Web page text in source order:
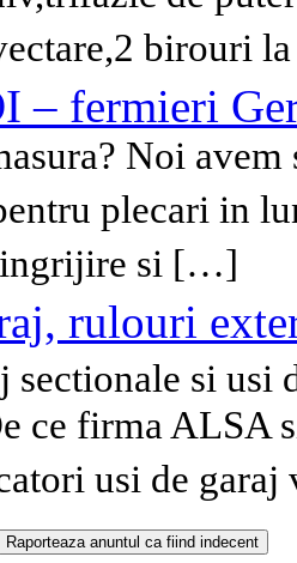
birouri
– fermieri
Noi
plecari in
si […]
rulouri
sectionale si usi
ce firma ALSA
usi de